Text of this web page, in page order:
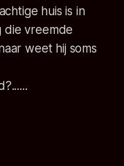
huis is in
die vreemde
weet hij soms